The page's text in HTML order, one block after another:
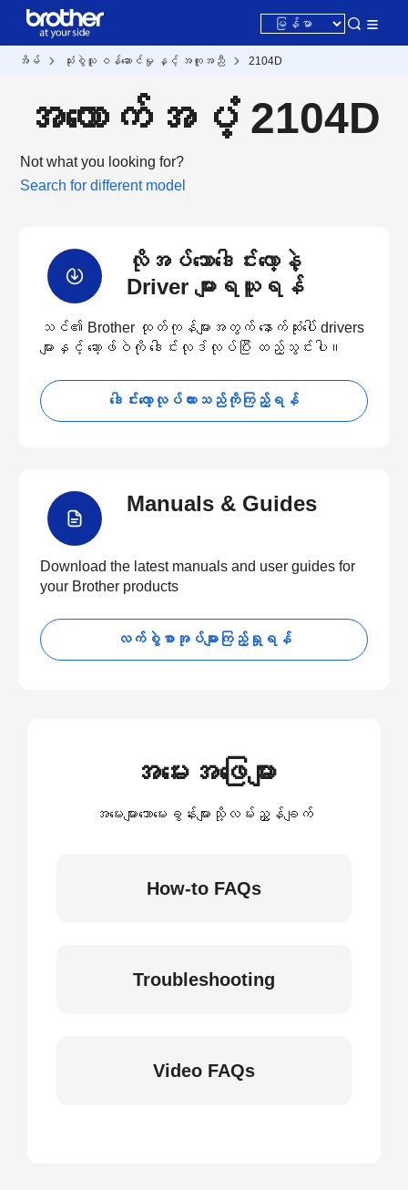
အိမ် သုံးစွဲသူ ဝန်ဆောင်မှု နှင့် အကူအညီ 2104D
အထောက်အပံ့ 2104D
Not what you looking for?
Search for different model
လိုအပ်သောဒေါင်းလော့နဲ့
Driver များရယူရန်
သင်၏ Brother ထုတ်ကုန်များအတွက် နောက်ဆုံးပေါ် drivers
များနှင့် ဆော့ဖ်ဝဲကို ဒေါင်းလုဒ်လုပ်ပြီး ထည့်သွင်းပါ။
ဒေါင်းလော့လုပ်ထားသည်ကိုကြည့်ရန်
Manuals & Guides
Download the latest manuals and user guides for
your Brother products
လက်စွဲစာအုပ်များကြည့်ရှုရန်
အမေးအဖြေများ
အမေးများသောမေးခွန်းများသို့လမ်းညွှန်ချက်
How-to FAQs
Troubleshooting
Video FAQs